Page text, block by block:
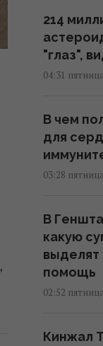
214
"глаз",
04:31
В чем
для
03:28
В
какую
выделят
помощь
02:52
Кинжал